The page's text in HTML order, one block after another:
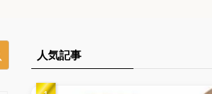
人気記事